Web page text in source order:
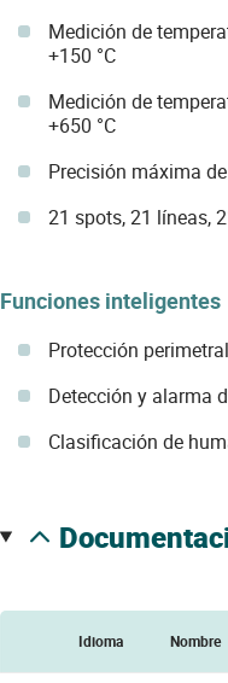
Medición de
+150 °C
Medición de
+650 °C
Precisión máxima de
21 spots, 21 líneas,
Funciones inteligentes
Protección
Detección y alarma
Clasificación de
Idioma Nombre